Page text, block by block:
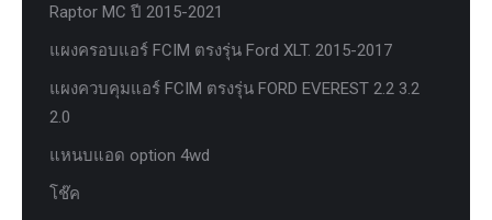
Raptor MC ปี 2015-2021
แผงครอบแอร์ FCIM ตรงรุ่น Ford XLT. 2015-2017
แผงควบคุมแอร์ FCIM ตรงรุ่น FORD EVEREST 2.2 3.2
2.0
แหนบแอด option 4wd
โช๊ค